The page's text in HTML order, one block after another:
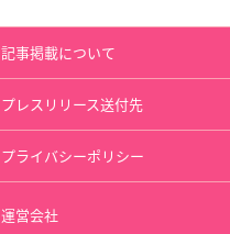
記事掲載について
プレスリリース送付先
プライバシーポリシー
運営会社